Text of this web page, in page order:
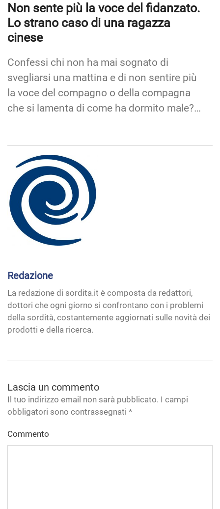
Non sente più la voce del fidanzato.
Lo strano caso di una ragazza
cinese
Confessi chi non ha mai sognato di
svegliarsi una mattina e di non sentire più
la voce del compagno o della compagna
che si lamenta di come ha dormito male?…
Redazione
La redazione di sordita.it è composta da redattori,
dottori che ogni giorno si confrontano con i problemi
della sordità, costantemente aggiornati sulle novità dei
prodotti e della ricerca.
Lascia un commento
Il tuo indirizzo email non sarà pubblicato. I campi
obbligatori sono contrassegnati *
Commento